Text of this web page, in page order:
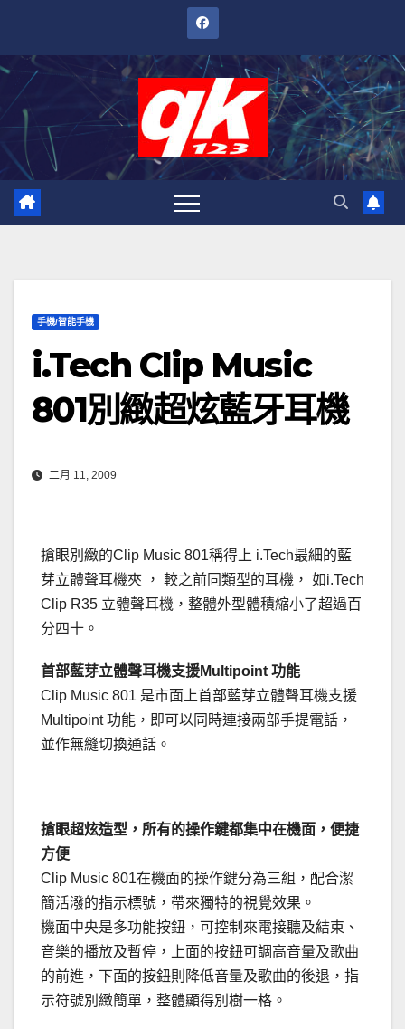
內
手機/智能手機
i.Tech Clip Music
801別緻超炫藍牙耳機
二月 11, 2009
搶眼別緻的Clip Music 801稱得上 i.Tech最細的藍
芽立體聲耳機夾 ， 較之前同類型的耳機， 如i.Tech
Clip R35 立體聲耳機，整體外型體積縮小了超過百
分四十。
首部藍芽立體聲耳機支援Multipoint 功能
Clip Music 801 是市面上首部藍芽立體聲耳機支援
Multipoint 功能，即可以同時連接兩部手提電話，
並作無縫切換通話。
搶眼超炫造型，所有的操作鍵都集中在機面，便捷
方便
Clip Music 801在機面的操作鍵分為三組，配合潔
簡活潑的指示標號，帶來獨特的視覺效果。
機面中央是多功能按鈕，可控制來電接聽及結束、
音樂的播放及暫停，上面的按鈕可調高音量及歌曲
的前進，下面的按鈕則降低音量及歌曲的後退，指
示符號別緻簡單，整體顯得別樹一格。